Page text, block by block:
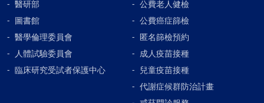
醫研部
圖書館
醫學倫理委員會
人體試驗委員會
臨床研究受試者保護中心
公費老人健檢
公費癌症篩檢
匿名篩檢預約
成人疫苗接種
兒童疫苗接種
代謝症候群防治計畫